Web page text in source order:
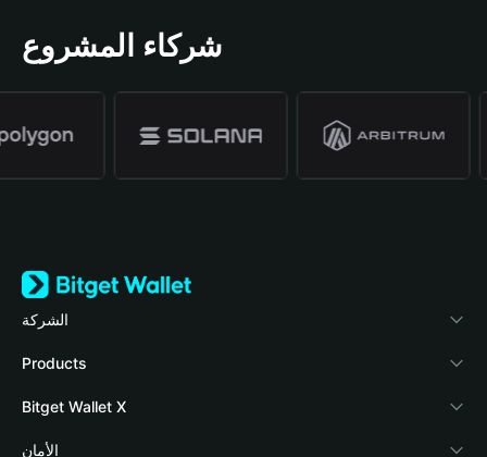
شركاء المشروع
الشركة
المدونة
الأكاديمية
Products
Crypto Card
Stablecoin Earn
Bitget Wallet X
المطورون
الأمان